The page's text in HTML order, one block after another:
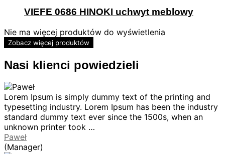
VIEFE 0686 HINOKI uchwyt meblowy
Nie ma więcej produktów do wyświetlenia
Zobacz więcej produktów
Nasi klienci powiedzieli
Lorem Ipsum is simply dummy text of the printing and
typesetting industry. Lorem Ipsum has been the industry
standard dummy text ever since the 1500s, when an
unknown printer took …
Paweł
(Manager)